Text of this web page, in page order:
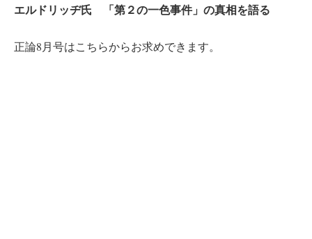
エルドリッヂ氏 「第２の一色事件」の真相を語る
正論8月号はこちらからお求めできます。